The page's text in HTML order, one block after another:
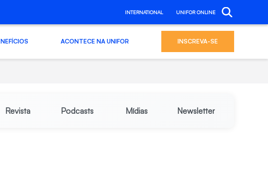
INTERNATIONAL UNIFOR ONLINE
ACONTECE NA UNIFOR INSCREVA-SE
Revista Podcasts Mídias Newsletter